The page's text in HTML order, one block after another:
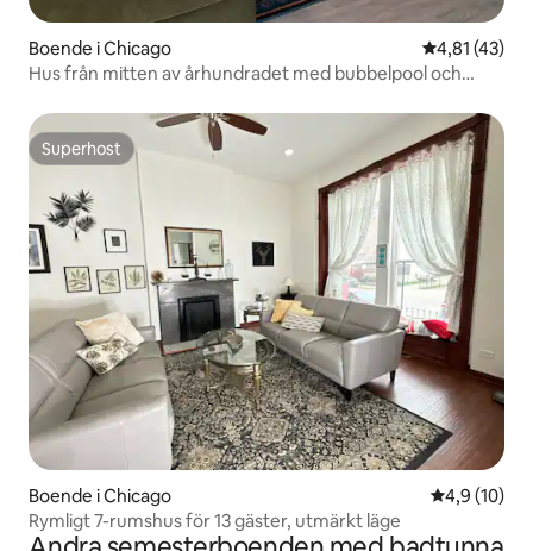
Boende i Chicago 4,81 av 5 i
4,81 (43)
Hus från mitten av århundradet med bubbelpool och
Superhost
Superhost
Boende i Chicago 4,9 av 5 i
4,9 (10)
Rymligt 7-rumshus för 13 gäster, utmärkt läge